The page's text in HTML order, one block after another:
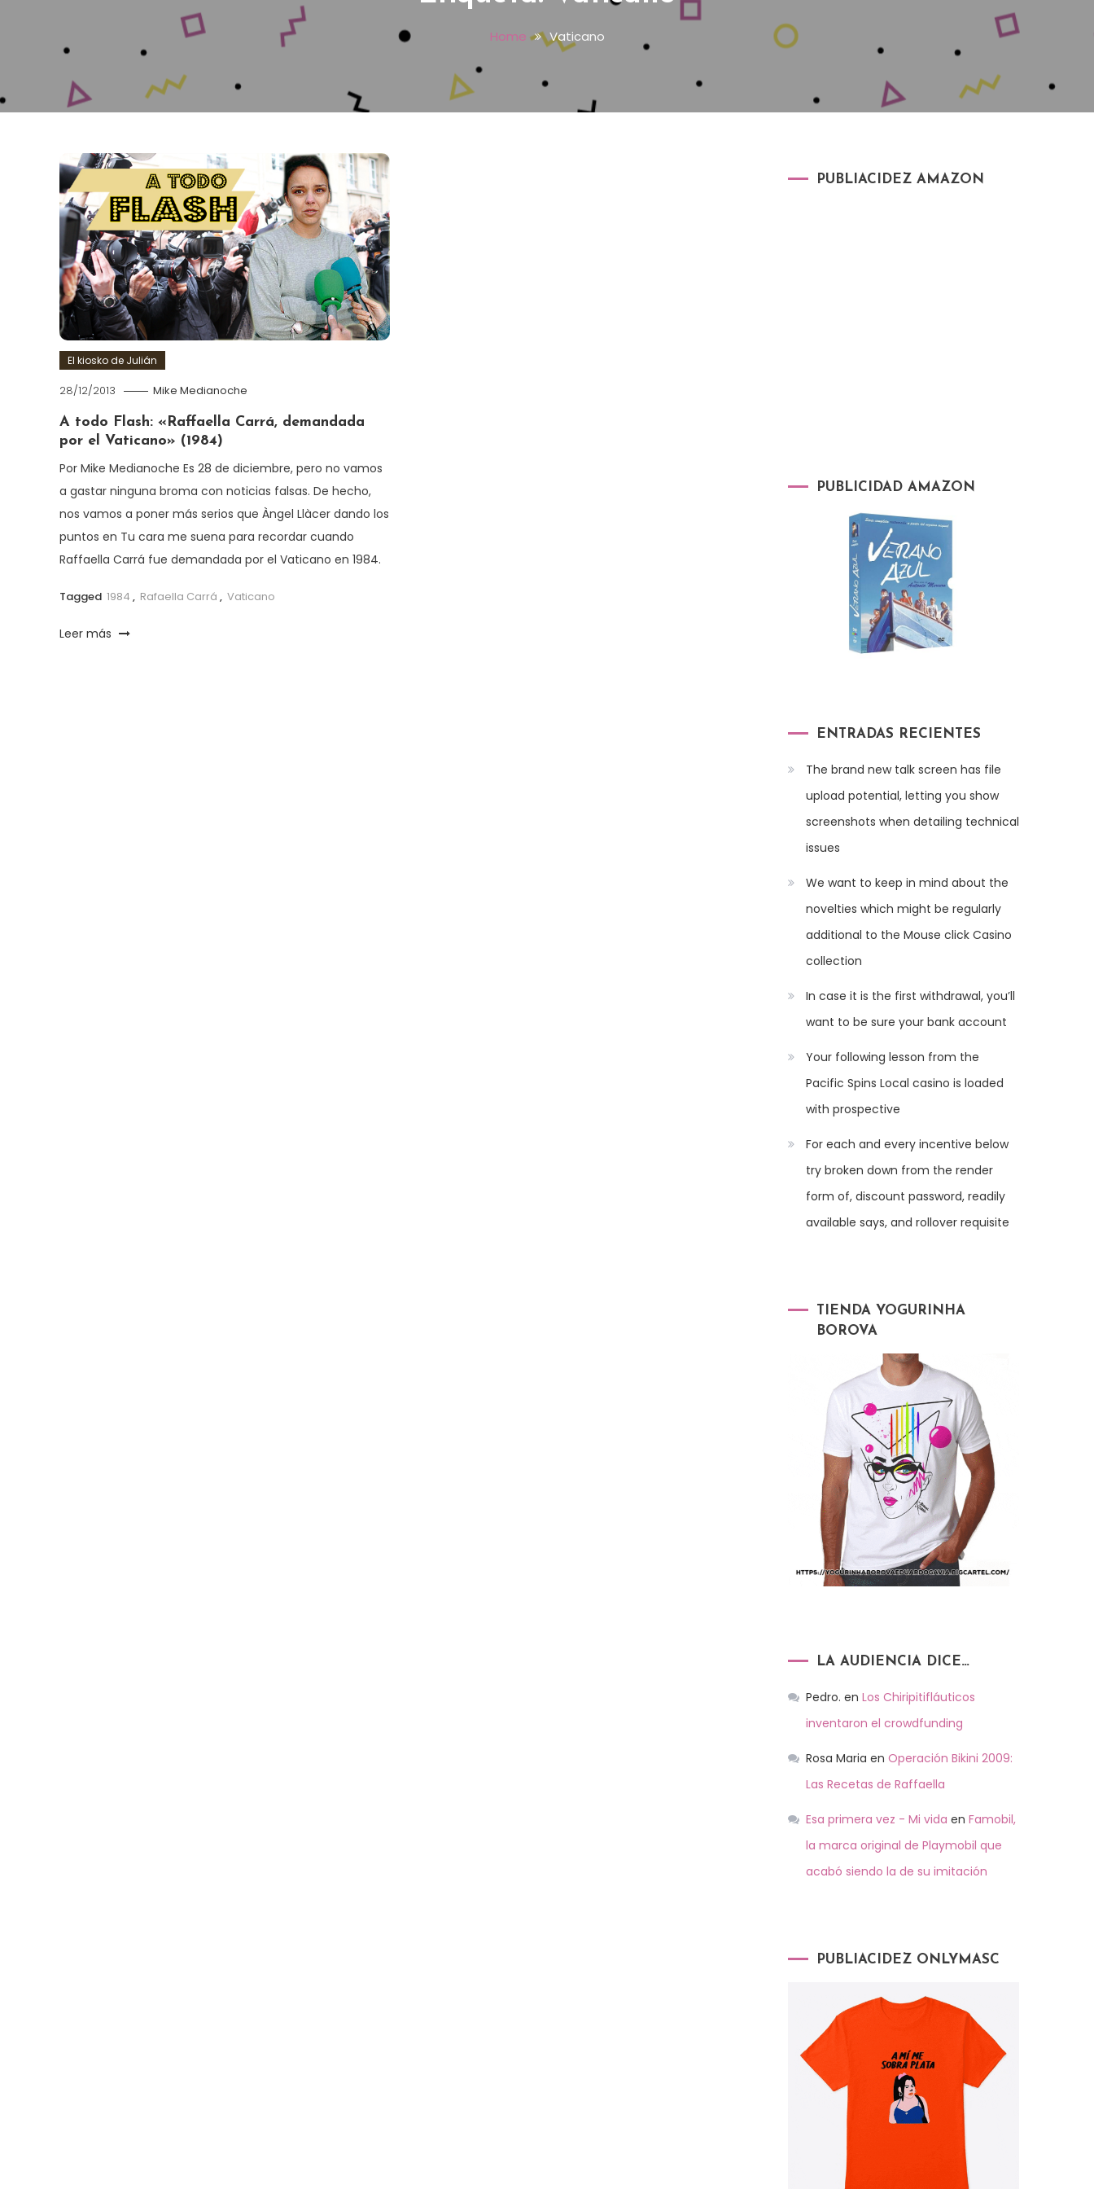
Home Vaticano
El kiosko de Julián
28/12/2013 Mike Medianoche
A todo Flash: «Raffaella Carrá, demandada
por el Vaticano» (1984)
Por Mike Medianoche Es 28 de diciembre, pero no vamos
a gastar ninguna broma con noticias falsas. De hecho,
nos vamos a poner más serios que Àngel Llàcer dando los
puntos en Tu cara me suena para recordar cuando
Raffaella Carrá fue demandada por el Vaticano en 1984.
Tagged 1984 , Rafaella Carrá , Vaticano
Leer más
PUBLIACIDEZ AMAZON
PUBLICIDAD AMAZON
ENTRADAS RECIENTES
The brand new talk screen has file
upload potential, letting you show
screenshots when detailing technical
issues
We want to keep in mind about the
novelties which might be regularly
additional to the Mouse click Casino
collection
In case it is the first withdrawal, you’ll
want to be sure your bank account
Your following lesson from the
Pacific Spins Local casino is loaded
with prospective
For each and every incentive below
try broken down from the render
form of, discount password, readily
available says, and rollover requisite
TIENDA YOGURINHA
BOROVA
LA AUDIENCIA DICE…
Pedro. en Los Chiripitifláuticos
inventaron el crowdfunding
Rosa Maria en Operación Bikini 2009:
Las Recetas de Raffaella
Esa primera vez - Mi vida en Famobil,
la marca original de Playmobil que
acabó siendo la de su imitación
PUBLIACIDEZ ONLYMASC